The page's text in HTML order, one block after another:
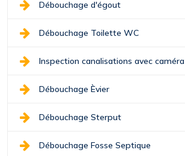
Débouchage d'égout
Débouchage Toilette WC
Inspection canalisations avec caméra
Débouchage Èvier
Débouchage Sterput
Débouchage Fosse Septique